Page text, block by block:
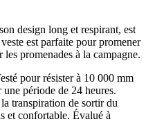
design long et respirant, est
est parfaite pour promener
promenades à la campagne.
pour résister à 10 000 mm
période de 24 heures.
transpiration de sortir du
et confortable. Évalué à